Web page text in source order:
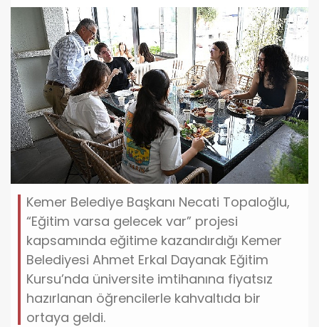
Kemer Belediye Başkanı Necati Topaloğlu,
“Eğitim varsa gelecek var” projesi
kapsamında eğitime kazandırdığı Kemer
Belediyesi Ahmet Erkal Dayanak Eğitim
Kursu’nda üniversite imtihanına fiyatsız
hazırlanan öğrencilerle kahvaltıda bir
ortaya geldi.